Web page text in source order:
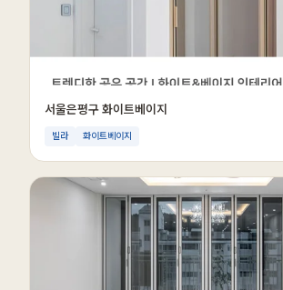
서울은평구 화이트베이지
빌라 화이트베이지